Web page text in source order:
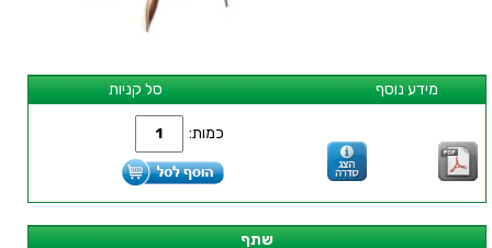
סל קניות מידע נוסף
כמות:
שתף